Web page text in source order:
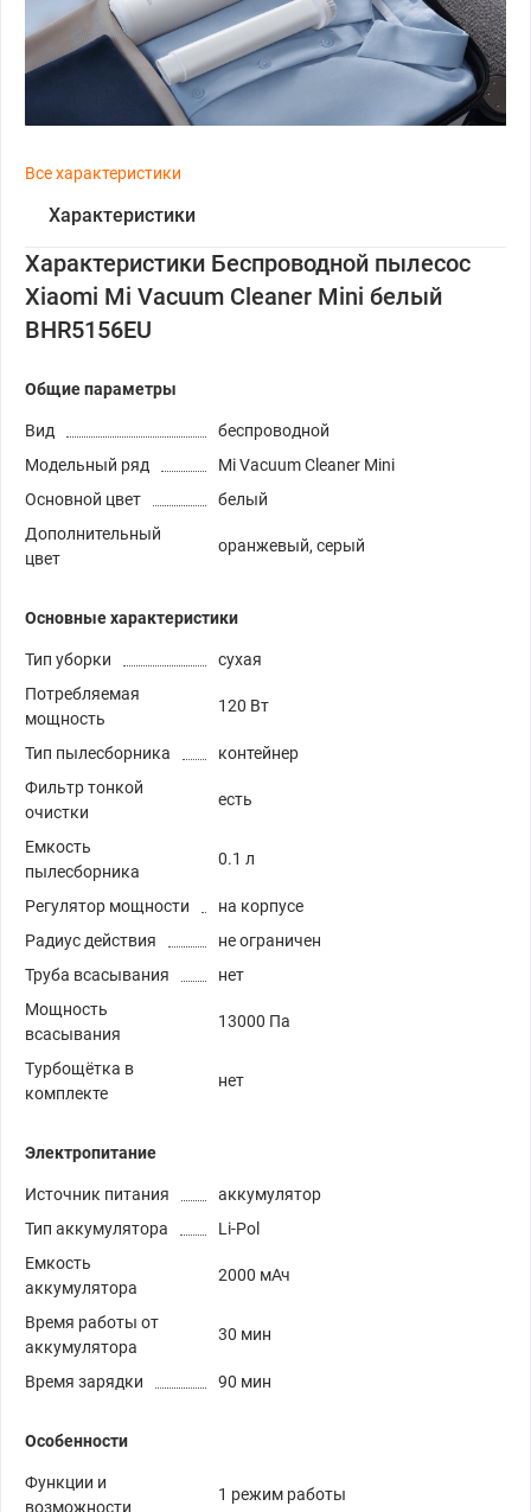
Все характеристики
Характеристики
Характеристики Беспроводной пылесос
Xiaomi Mi Vacuum Cleaner Mini белый
BHR5156EU
Общие параметры
Вид
беспроводной
Модельный ряд
Mi Vacuum Cleaner Mini
Основной цвет
белый
Дополнительный
цвет
оранжевый, серый
Основные характеристики
Тип уборки
сухая
Потребляемая
мощность
120 Вт
Тип пылесборника
контейнер
Фильтр тонкой
очистки
есть
Емкость
пылесборника
0.1 л
Регулятор мощности
на корпусе
Радиус действия
не ограничен
Труба всасывания
нет
Мощность
всасывания
13000 Па
Турбощётка в
комплекте
нет
Электропитание
Источник питания
аккумулятор
Тип аккумулятора
Li-Pol
Емкость
аккумулятора
2000 мАч
Время работы от
аккумулятора
30 мин
Время зарядки 90 мин
Особенности
Функции и
возможности
1 режим работы